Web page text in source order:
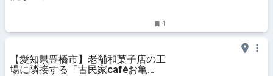
4
【愛知県豊橋市】老舗和菓子店の工
場に隣接する「古民家caféお亀